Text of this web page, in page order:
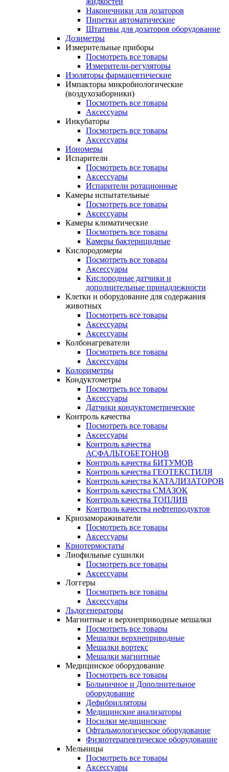
Наконечники для дозаторов
Пипетки автоматические
Штативы для дозаторов оборудование
Дозиметры
Измерительные приборы
Посмотреть все товары
Измерители-регуляторы
Изоляторы фармацевтические
Импакторы микробиологические
(воздухозаборники)
Посмотреть все товары
Аксессуары
Инкубаторы
Посмотреть все товары
Аксессуары
Иономеры
Испарители
Посмотреть все товары
Аксессуары
Испарители ротационные
Камеры испытательные
Посмотреть все товары
Аксессуары
Камеры климатические
Посмотреть все товары
Камеры бактерицидные
Кислородомеры
Посмотреть все товары
Аксессуары
Кислородные датчики и
дополнительные принадлежности
Клетки и оборудование для содержания
животных
Посмотреть все товары
Аксессуары
Аксессуары
Колбонагреватели
Посмотреть все товары
Аксессуары
Колориметры
Кондуктометры
Посмотреть все товары
Аксессуары
Датчики кондуктометрические
Контроль качества
Посмотреть все товары
Аксессуары
Контроль качества
АСФАЛЬТОБЕТОНОВ
Контроль качества БИТУМОВ
Контроль качества ГЕОТЕКСТИЛЯ
Контроль качества КАТАЛИЗАТОРОВ
Контроль качества СМАЗОК
Контроль качества ТОПЛИВ
Контроль качества нефтепродуктов
Криозамораживатели
Посмотреть все товары
Аксессуары
Криотермостаты
Лиофильные сушилки
Посмотреть все товары
Аксессуары
Логгеры
Посмотреть все товары
Аксессуары
Льдогенераторы
Магнитные и верхнеприводные мешалки
Посмотреть все товары
Мешалки верхнеприводные
Мешалки вортекс
Мешалки магнитные
Медицинское оборудование
Посмотреть все товары
Больничное и Дополнительное
оборудование
Дефибрилляторы
Медицинские анализаторы
Носилки медицинские
Офтальмологическое оборудование
Физиотерапевтическое оборудование
Мельницы
Посмотреть все товары
Аксессуары